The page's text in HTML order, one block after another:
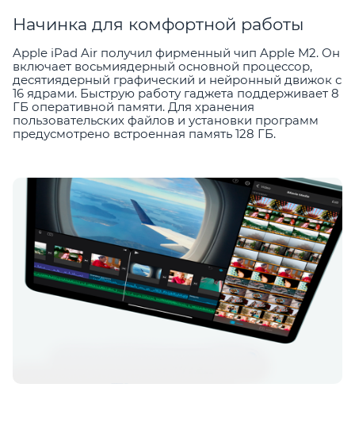
Начинка для комфортной работы
Apple iPad Air получил фирменный чип Apple M2. Он
включает восьмиядерный основной процессор,
десятиядерный графический и нейронный движок с
16 ядрами. Быструю работу гаджета поддерживает 8
ГБ оперативной памяти. Для хранения
пользовательских файлов и установки программ
предусмотрено встроенная память 128 ГБ.